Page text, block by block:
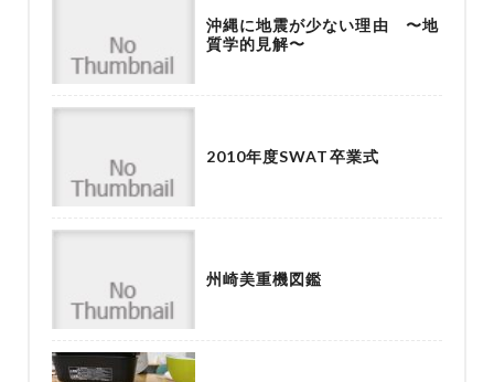
沖縄に地震が少ない理由 〜地
質学的見解〜
2010年度SWAT卒業式
州崎美重機図鑑